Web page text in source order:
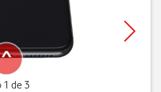
1 de 3